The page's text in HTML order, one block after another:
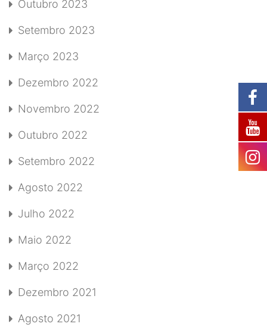
Outubro 2023
Setembro 2023
Março 2023
Dezembro 2022
Novembro 2022
Outubro 2022
Setembro 2022
Agosto 2022
Julho 2022
Maio 2022
Março 2022
Dezembro 2021
Agosto 2021